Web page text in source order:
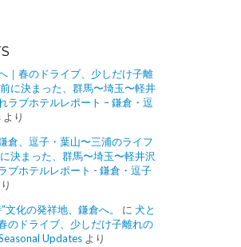
｜春のドライブ、少しだけ子離
に決まった、群馬〜埼玉〜軽井
ラブホテルレポート – 鎌倉・逗
より
倉、逗子・葉山〜三浦のライフ
決まった、群馬〜埼玉〜軽井沢
ブホテルレポート - 鎌倉・逗子
文化の発祥地、鎌倉へ。
に 犬と
のドライブ、少しだけ子離れの
Updates より